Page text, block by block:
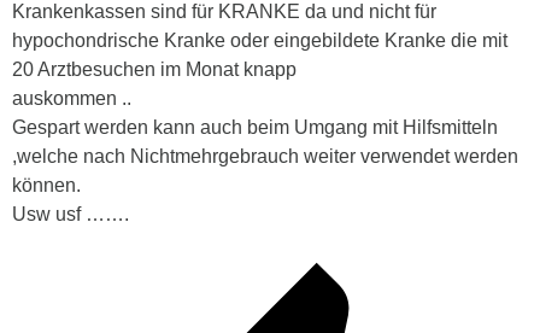
Krankenkassen sind für KRANKE da und nicht für
hypochondrische Kranke oder eingebildete Kranke die mit
20 Arztbesuchen im Monat knapp
auskommen ..
Gespart werden kann auch beim Umgang mit Hilfsmitteln
,welche nach Nichtmehrgebrauch weiter verwendet werden
können.
Usw usf …….